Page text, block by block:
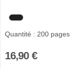
Quantité : 200 pages
16,90 €